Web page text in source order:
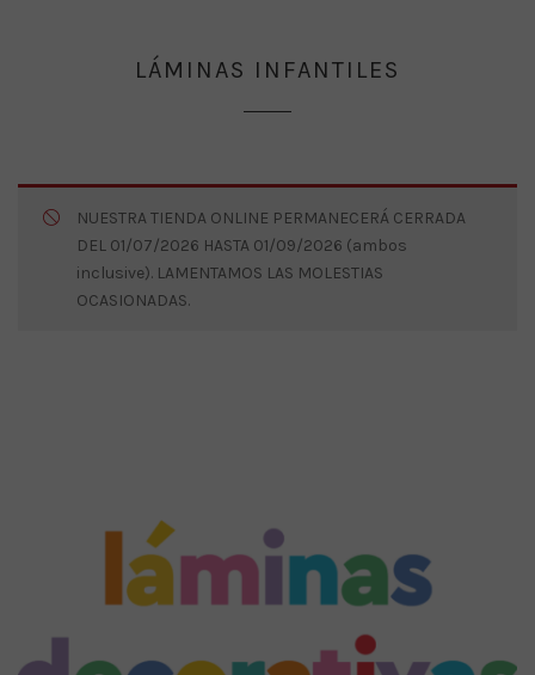
LÁMINAS INFANTILES
NUESTRA TIENDA ONLINE PERMANECERÁ CERRADA
DEL 01/07/2026 HASTA 01/09/2026 (ambos
inclusive). LAMENTAMOS LAS MOLESTIAS
OCASIONADAS.